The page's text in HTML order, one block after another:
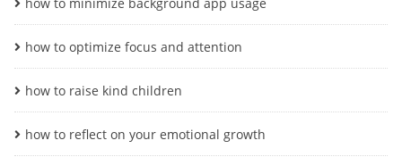
how to optimize focus and attention
how to raise kind children
how to reflect on your emotional growth